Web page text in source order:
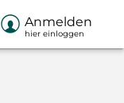
 Anmelden
hier einloggen